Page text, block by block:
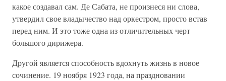
какое создавал сам. Де Сабата, не произнеся ни слова,
утвердил свое владычество над оркестром, просто встав
перед ним. И это тоже одна из отличительных черт
большого дирижера.
Другой является способность вдохнуть жизнь в новое
сочинение. 19 ноября 1923 года, на праздновании